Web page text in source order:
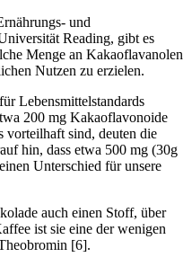
und
Reading, gibt es
Menge an Kakaoflavanolen
Nutzen zu erzielen.
Lebensmittelstandards
200 mg Kakaoflavonoide
vorteilhaft sind, deuten die
hin, dass etwa 500 mg (30g
Unterschied für unsere
auch einen Stoff, über
ist sie eine der wenigen
[6].